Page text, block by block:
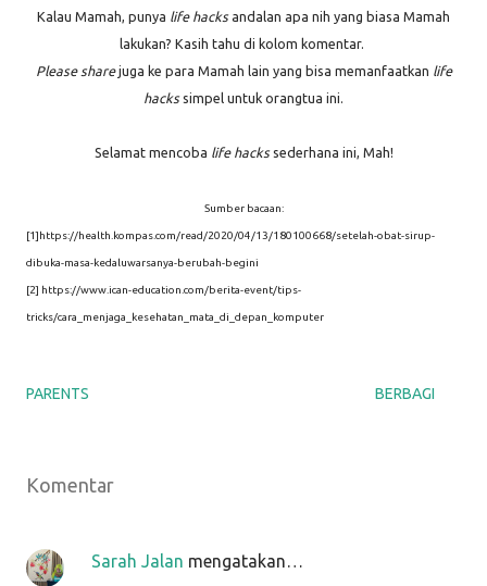
Kalau Mamah, punya life hacksandalan apa nih yang biasa Mamah
lakukan? Kasih tahu di kolom komentar.
Please sharejuga ke para Mamah lain yang bisa memanfaatkan life
hackssimpel untuk orangtua ini.
Selamat mencoba life hackssederhana ini, Mah!
Sumber bacaan:
[1]https://health.kompas.com/read/2020/04/13/180100668/setelah-obat-sirup-
dibuka-masa-kedaluwarsanya-berubah-begini
[2] https://www.ican-education.com/berita-event/tips-
tricks/cara_menjaga_kesehatan_mata_di_depan_komputer
PARENTS BERBAGI
Komentar
Sarah Jalan mengatakan…